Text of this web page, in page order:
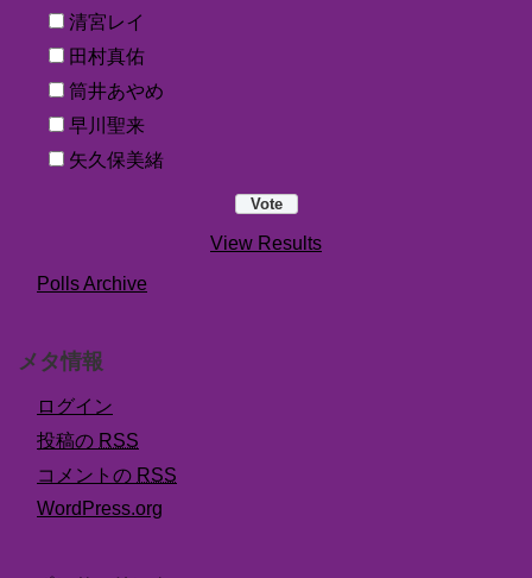
清宮レイ
田村真佑
筒井あやめ
早川聖来
矢久保美緒
View Results
Polls Archive
メタ情報
ログイン
投稿の RSS
コメントの RSS
WordPress.org